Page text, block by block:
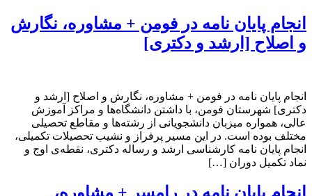
انجام پایان نامه در فومن + مشاوره، نگارش
و اصلاح [ارشد و دکتری]
انجام پایان نامه در فومن + مشاوره، نگارش و اصلاح [ارشد و
دکتری] شهرستان فومن، با داشتن دانشگاه‌ها و مراکز آموزش
عالی، همواره میزبان دانشجویانی از رشته‌ها و مقاطع تحصیلی
مختلف بوده است. در این مسیر پرفراز و نشیب تحصیلات تکمیلی،
انجام پایان نامه کارشناسی ارشد و رساله دکتری، نقطه‌ی اوج و
نماد تکمیل دوران […]